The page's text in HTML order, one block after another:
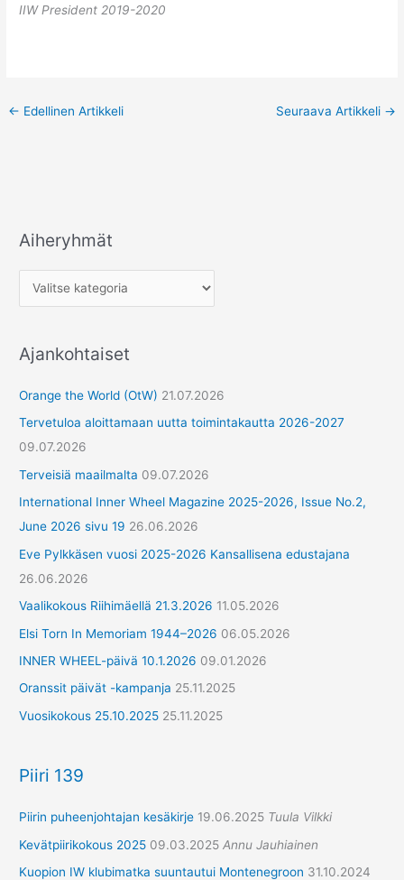
IIW President 2019-2020
← Edellinen Artikkeli Seuraava Artikkeli →
Aiheryhmät
Ajankohtaiset
Orange the World (OtW) 21.07.2026
Tervetuloa aloittamaan uutta toimintakautta 2026-2027
09.07.2026
Terveisiä maailmalta 09.07.2026
International Inner Wheel Magazine 2025-2026, Issue No.2,
June 2026 sivu 19 26.06.2026
Eve Pylkkäsen vuosi 2025-2026 Kansallisena edustajana
26.06.2026
Vaalikokous Riihimäellä 21.3.2026 11.05.2026
Elsi Torn In Memoriam 1944–2026 06.05.2026
INNER WHEEL-päivä 10.1.2026 09.01.2026
Oranssit päivät -kampanja 25.11.2025
Vuosikokous 25.10.2025 25.11.2025
Piiri 139
Piirin puheenjohtajan kesäkirje 19.06.2025 Tuula Vilkki
Kevätpiirikokous 2025 09.03.2025 Annu Jauhiainen
Kuopion IW klubimatka suuntautui Montenegroon 31.10.2024